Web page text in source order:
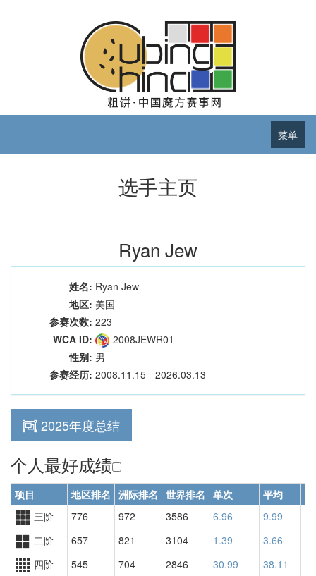
菜单
选手主页
Ryan Jew
姓名: Ryan Jew
地区: 美国
参赛次数: 223
WCA ID:
2008JEWR01
性别: 男
参赛经历: 2008.11.15 - 2026.03.13
2025年度总结
个人最好成绩
项目 地区排名 洲际排名 世界排名 单次 平均
三阶
776 972 3586 6.96 9.99
二阶
657 821 3104 1.39 3.66
四阶
545 704 2846 30.99 38.11